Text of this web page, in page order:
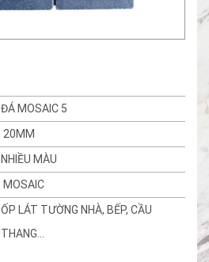
ĐÁ MOSAIC 5
20MM
NHIỀU MÀU
MOSAIC
ỐP LÁT TƯỜNG NHÀ, BẾP, CẦU
THANG…